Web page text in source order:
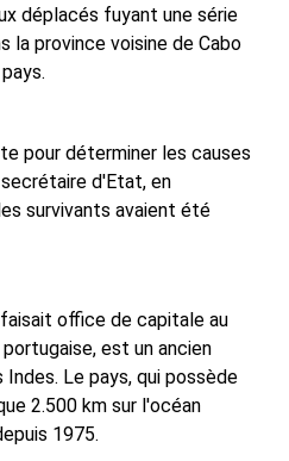
déplacés fuyant une série
la province voisine de Cabo
pour déterminer les causes
d'Etat, en
survivants avaient été
office de capitale au
est un ancien
Le pays, qui possède
2.500 km sur l'océan
1975.